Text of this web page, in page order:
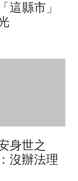
這縣市」
身世之
沒辦法理